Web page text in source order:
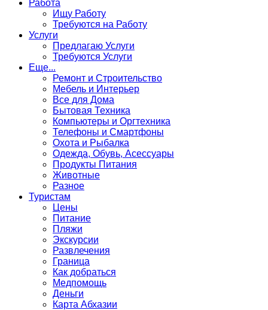
Работа
Ищу Работу
Требуются на Работу
Услуги
Предлагаю Услуги
Требуются Услуги
Еще...
Ремонт и Строительство
Мебель и Интерьер
Все для Дома
Бытовая Техника
Компьютеры и Оргтехника
Телефоны и Смартфоны
Охота и Рыбалка
Одежда, Обувь, Асессуары
Продукты Питания
Животные
Разное
Туристам
Цены
Питание
Пляжи
Экскурсии
Развлечения
Граница
Как добраться
Медпомощь
Деньги
Карта Абхазии